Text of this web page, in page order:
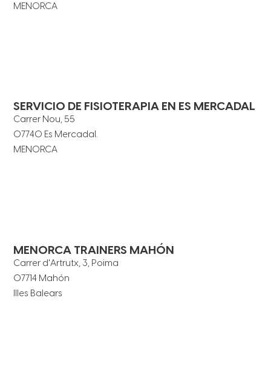
MENORCA
SERVICIO DE FISIOTERAPIA EN ES MERCADAL
Carrer Nou, 55
07740 Es Mercadal.
MENORCA
MENORCA TRAINERS MAHÓN
Carrer d'Artrutx, 3, Poima
07714 Mahón
Illes Balears